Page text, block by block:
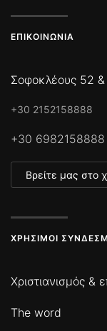
ΕΠΙΚΟΙΝΩΝΊΑ
Σοφοκλέους 52
+30 2152158888
+30 6982158888
Βρείτε μας στο
ΧΡΉΣΙΜΟΙ
Χριστιανισμός &
The word